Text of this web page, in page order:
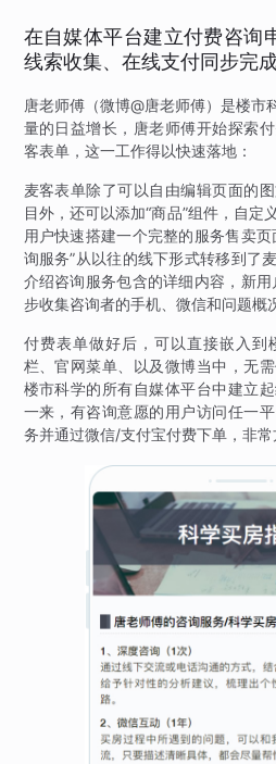
在自媒体平台建立付费咨询
线索收集、在线支付同步完
唐老师傅（微博@唐老师傅）是楼市
量的日益增长，唐老师傅开始探索
客表单，这一工作得以快速落地：
麦客表单除了可以自由编辑页面的
目外，还可以添加“商品”组件，自定
用户快速搭建一个完整的服务售卖
询服务”从以往的线下形式转移到了
介绍咨询服务包含的详细内容，新
步收集咨询者的手机、微信和问题概
付费表单做好后，可以直接嵌入到
栏、官网菜单、以及微博当中，无
楼市科学的所有自媒体平台中建立
一来，有咨询意愿的用户访问任一
务并通过微信/支付宝付费下单，非常